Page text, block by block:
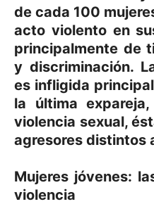
de cada 100
acto violento en
principalmente de
y discriminación.
es infligida
la última
violencia sexual,
agresores distintos
Mujeres jóvenes:
violencia